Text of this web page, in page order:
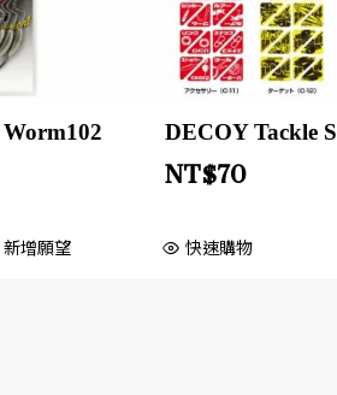
新增願望
DECOY Tackle
NT$70
快速購物